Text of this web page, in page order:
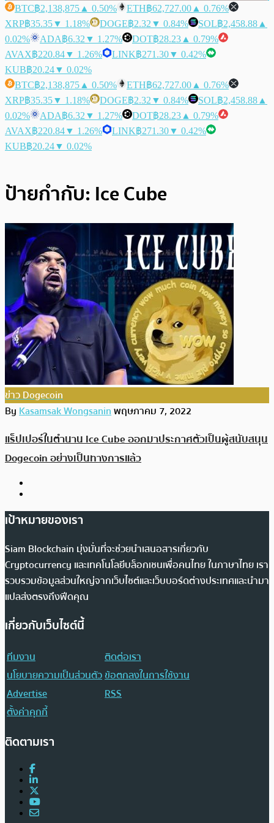
BTC฿2,138,875 ▲ 0.50% ETH฿62,727.00 ▲ 0.76%
XRP฿35.35▼ 1.18% DOGE฿2.32 ▼ 0.84% SOL฿2,458.88 ▲
0.02%
ADA฿6.32 ▼ 1.27% DOT฿28.23 ▲ 0.79%
AVAX฿220.84▼ 1.26% LINK฿271.30▼ 0.42%
KUB฿20.24▼ 0.02%
BTC฿2,138,875 ▲ 0.50% ETH฿62,727.00 ▲ 0.76%
XRP฿35.35▼ 1.18% DOGE฿2.32 ▼ 0.84% SOL฿2,458.88 ▲
0.02%
ADA฿6.32 ▼ 1.27% DOT฿28.23 ▲ 0.79%
AVAX฿220.84▼ 1.26% LINK฿271.30▼ 0.42%
KUB฿20.24▼ 0.02%
ป้ายกำกับ: Ice Cube
ข่าว Dogecoin
ByKasamsak Wongsaninพฤษภาคม 7, 2022
แร็ปเปอร์ในตำนาน Ice Cube ออกมาประกาศตัวเป็นผู้สนับสนุน
Dogecoin อย่างเป็นทางการแล้ว
เป้าหมายของเรา
Siam Blockchain มุ่งมั่นที่จะช่วยนำเสนอสารเกี่ยวกับ
Cryptocurrency และเทคโนโลยีบล็อกเชนเพื่อคนไทย ในภาษาไทย เรา
รวบรวมข้อมูลส่วนใหญ่จากเว็บไซต์และเว็บบอร์ดต่างประเทศและนำมา
แปลส่งตรงถึงฟีดคุณ
เกี่ยวกับเว็บไซต์นี้
ทีมงาน
ติดต่อเรา
นโยบายความเป็นส่วนตัวข้อตกลงในการใช้งาน
Advertise
RSS
ตั้งค่าคุกกี้
ติดตามเรา